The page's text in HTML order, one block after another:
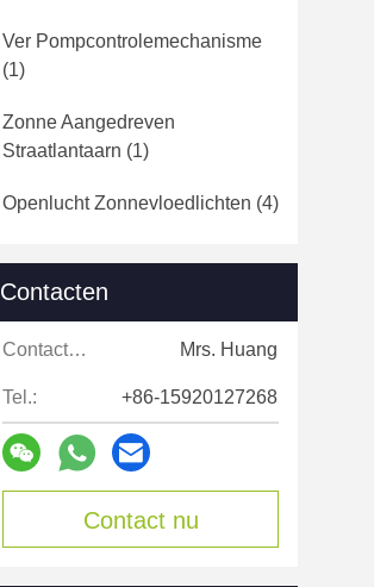
Ver Pompcontrolemechanisme
(1)
Zonne Aangedreven
Straatlantaarn (1)
Openlucht Zonnevloedlichten (4)
Contacten
Contacten: Mrs. Huang
Tel.: +86-15920127268
Contact nu